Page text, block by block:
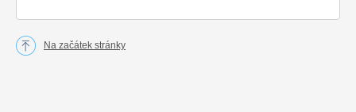
Na začátek stránky